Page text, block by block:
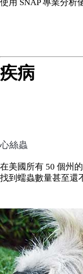
使用 SNAP 專業分析
疾病
心絲蟲
在美國所有 50 個州
找到蠕蟲數量甚至還